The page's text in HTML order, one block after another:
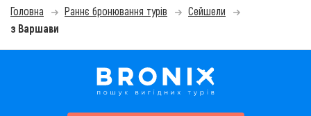
Головна Раннє бронювання турів
Сейшели
з Варшави